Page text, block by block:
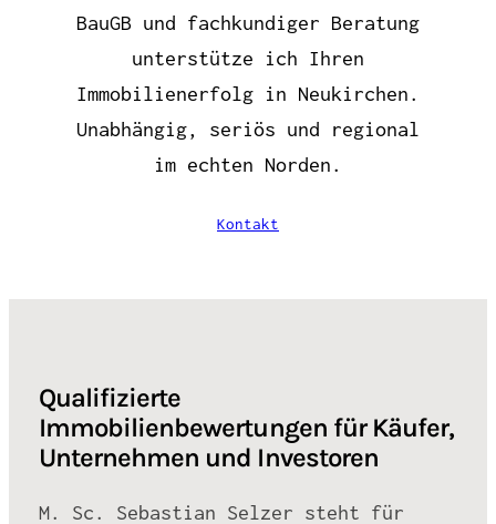
BauGB und fachkundiger Beratung
unterstütze ich Ihren
Immobilienerfolg in Neukirchen.
Unabhängig, seriös und regional
im echten Norden.
Kontakt
Qualifizierte
Immobilienbewertungen für Käufer,
Unternehmen und Investoren
M. Sc. Sebastian Selzer steht für